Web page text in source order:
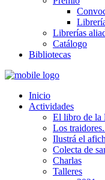
Librerías
Catálogo
Bibliotecas
Inicio
Actividades
El libro de la
Los
Ilustrá el
Colecta de
Charlas
Talleres